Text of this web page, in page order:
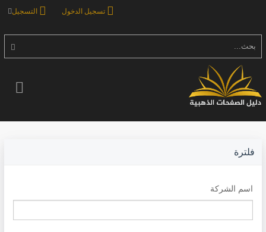
التسجيل تسجيل الدخول
بحث...
فلترة
اسم الشركة